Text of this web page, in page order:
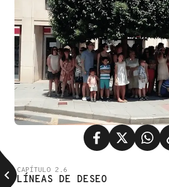
CAPÍTULO 2.6
LÍNEAS DE DESEO